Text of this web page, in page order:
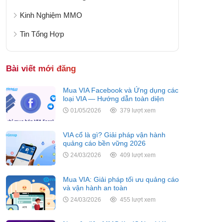
Kinh Nghiệm MMO
Tin Tổng Hợp
Bài viết mới đăng
Mua VIA Facebook và Ứng dụng các
loại VIA — Hướng dẫn toàn diện
01/05/2026 379 lượt xem
VIA cổ là gì? Giải pháp vận hành
quảng cáo bền vững 2026
24/03/2026 409 lượt xem
Mua VIA: Giải pháp tối ưu quảng cáo
và vận hành an toàn
24/03/2026 455 lượt xem